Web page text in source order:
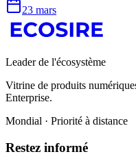
23 mars
Leader de l'écosystème
Vitrine de produits
Enterprise.
Mondial · Priorité à distance
Restez informé